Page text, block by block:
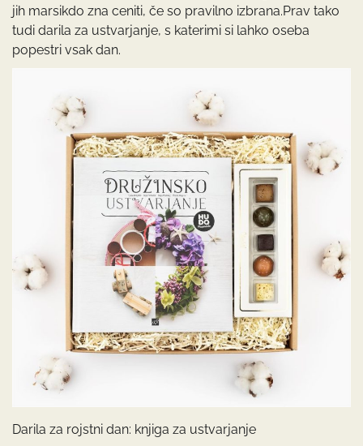
jih marsikdo zna ceniti, če so pravilno izbrana.Prav tako
tudi darila za ustvarjanje, s katerimi si lahko oseba
popestri vsak dan.
Darila za rojstni dan: knjiga za ustvarjanje